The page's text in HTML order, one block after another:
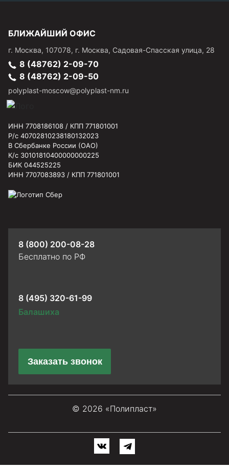
БЛИЖАЙШИЙ ОФИС
г. Москва, 107078, г. Москва, Садовая-Спасская улица, 28
8 (48762) 2-09-70
8 (48762) 2-09-50
polyplast-moscow@polyplast-nm.ru
ИНН 7708186108 / КПП 771801001
Р/с 40702810238180132023
В Сбербанке России (ОАО)
К/с 30101810400000000225
БИК 044525225
ИНН 7707083893 / КПП 771801001
8 (800) 200-08-28
Бесплатно по РФ
8 (495) 320-61-99
Балашиха
Заказать звонок
© 2026 «Полипласт»